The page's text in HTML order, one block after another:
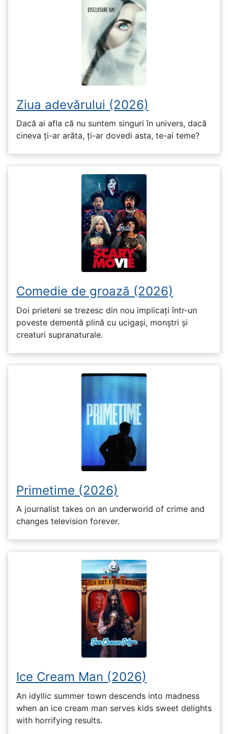
Ziua adevărului (2026)
Dacă ai afla că nu suntem singuri în univers, dacă
cineva ți-ar arăta, ți-ar dovedi asta, te-ai teme?
Comedie de groază (2026)
Doi prieteni se trezesc din nou implicați într-un
poveste dementă plină cu ucigași, monștri și
creaturi supranaturale.
Primetime (2026)
A journalist takes on an underworld of crime and
changes television forever.
Ice Cream Man (2026)
An idyllic summer town descends into madness
when an ice cream man serves kids sweet delights
with horrifying results.